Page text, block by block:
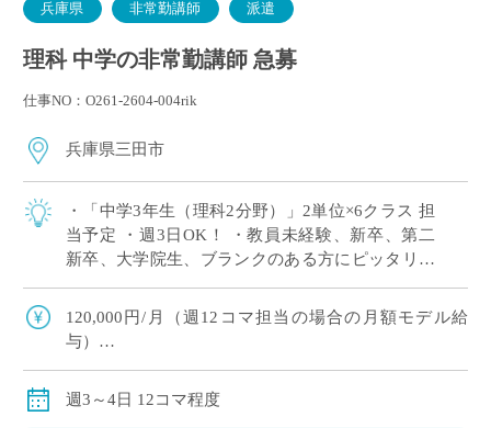
兵庫県 非常勤講師 派遣
理科 中学の非常勤講師 急募
仕事NO：O261-2604-004rik
兵庫県三田市
・「中学3年生（理科2分野）」2単位×6クラス 担
当予定 ・週3日OK！ ・教員未経験、新卒、第二
新卒、大学院生、ブランクのある方にピッタリ！
※広大なキャンパスでしっかり授 […]
120,000円/月（週12コマ担当の場合の月額モデル給
与）
※ご勤務スタート時期によって、初月の給与は日割計
週3～4日 12コマ程度